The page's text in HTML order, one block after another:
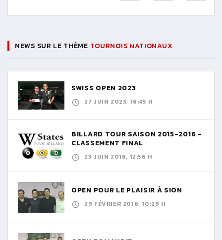
NEWS SUR LE THÈME TOURNOIS NATIONAUX
SWISS OPEN 2023
27 JUIN 2023, 16:45 H
BILLARD TOUR SAISON 2015-2016 -
CLASSEMENT FINAL
23 JUIN 2016, 12:56 H
OPEN POUR LE PLAISIR À SION
29 FÉVRIER 2016, 10:29 H